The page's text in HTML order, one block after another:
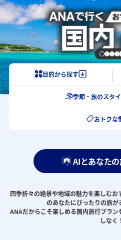
A
A
く
お
す
め
国
内
旅
目的から探す
季節・旅のスタ
おトクな
AIとあなた
四季折々の絶景や地域の魅力を楽しむ
のあなたにぴったりの旅が
ANAだからこそ楽しめる国内旅行プラ
しなく！